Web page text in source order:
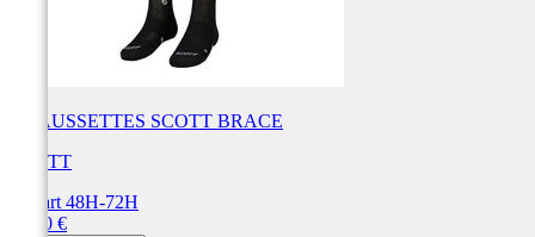
CHAUSSETTES SCOTT BRACE
SCOTT
Départ 48H-72H
36,90 €